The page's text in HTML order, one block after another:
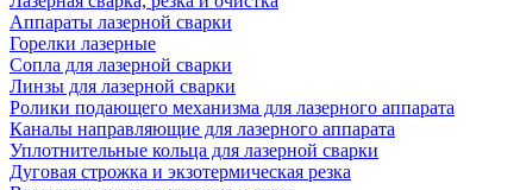
Аппараты лазерной сварки
Горелки лазерные
Сопла для лазерной сварки
Линзы для лазерной сварки
Ролики подающего механизма для лазерного аппарата
Каналы направляющие для лазерного аппарата
Уплотнительные кольца для лазерной сварки
Дуговая строжка и экзотермическая резка